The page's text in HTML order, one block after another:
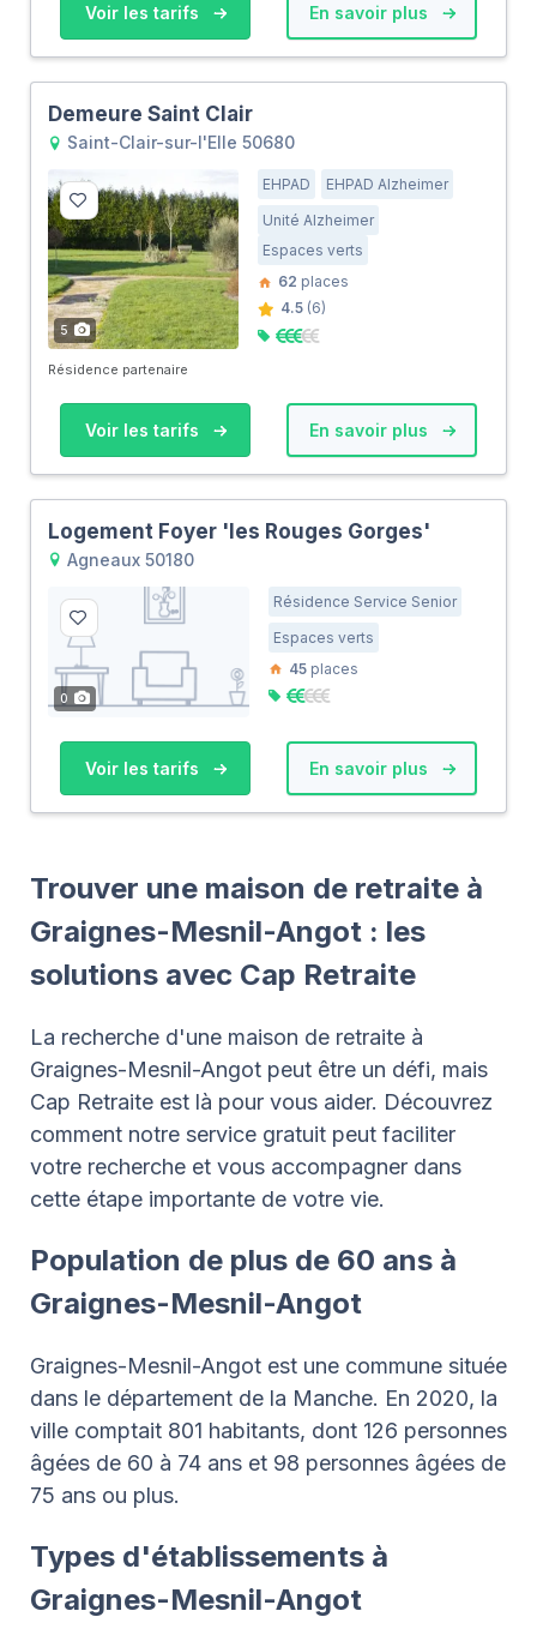
Voir les tarifs En savoir plus
Demeure Saint Clair
Saint-Clair-sur-l'Elle 50680
5
EHPAD
EHPAD Alzheimer
Unité Alzheimer
Espaces verts
62 places
4.5 (6)
Résidence partenaire
Voir les tarifs En savoir plus
Logement Foyer 'les Rouges Gorges'
Agneaux 50180
0
Résidence Service Senior
Espaces verts
45 places
Voir les tarifs En savoir plus
Trouver une maison de retraite à
Graignes-Mesnil-Angot : les
solutions avec Cap Retraite
La recherche d'une maison de retraite à
Graignes-Mesnil-Angot peut être un défi, mais
Cap Retraite est là pour vous aider. Découvrez
comment notre service gratuit peut faciliter
votre recherche et vous accompagner dans
cette étape importante de votre vie.
Population de plus de 60 ans à
Graignes-Mesnil-Angot
Graignes-Mesnil-Angot est une commune située
dans le département de la Manche. En 2020, la
ville comptait 801 habitants, dont 126 personnes
âgées de 60 à 74 ans et 98 personnes âgées de
75 ans ou plus.
Types d'établissements à
Graignes-Mesnil-Angot